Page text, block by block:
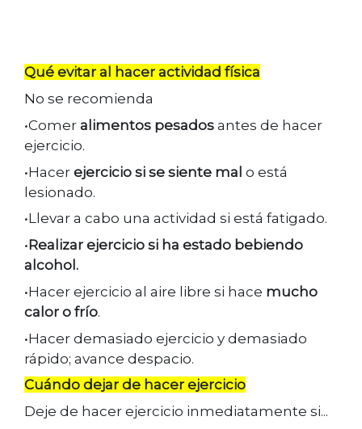
Qué evitar al hacer actividad física
No se recomienda
•Comer alimentos pesados antes de hacer
ejercicio.
•Hacer ejercicio si se siente mal o está
lesionado.
•Llevar a cabo una actividad si está fatigado.
•Realizar ejercicio si ha estado bebiendo
alcohol.
•Hacer ejercicio al aire libre si hace mucho
calor o frío.
•Hacer demasiado ejercicio y demasiado
rápido; avance despacio.
Cuándo dejar de hacer ejercicio
Deje de hacer ejercicio inmediatamente si...